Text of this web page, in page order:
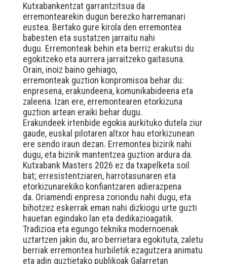
Kutxabankentzat garrantzitsua da
erremontearekin dugun berezko harremanari
eustea. Bertako gure kirola den erremontea
babesten eta sustatzen jarraitu nahi
dugu. Erremonteak behin eta berriz erakutsi du
egokitzeko eta aurrera jarraitzeko gaitasuna.
Orain, inoiz baino gehiago,
erremonteak guztion konpromisoa behar du:
enpresena, erakundeena, komunikabideena eta
zaleena. Izan ere, erremontearen etorkizuna
guztion artean eraiki behar dugu.
Erakundeek irtenbide egokia aurkituko dutela ziur
gaude, euskal pilotaren altxor hau etorkizunean
ere sendo iraun dezan. Erremontea bizirik nahi
dugu, eta bizirik mantentzea guztion ardura da.
Kutxabank Masters 2026 ez da txapelketa soil
bat; erresistentziaren, harrotasunaren eta
etorkizunarekiko konfiantzaren adierazpena
da. Oriamendi enpresa zoriondu nahi dugu, eta
bihotzez eskerrak eman nahi dizkiogu urte guzti
hauetan egindako lan eta dedikazioagatik.
Tradizioa eta egungo teknika modernoenak
uztartzen jakin du, aro berrietara egokituta, zaletu
berriak erremontea hurbiletik ezagutzera animatu
eta adin guztietako publikoak Galarretan